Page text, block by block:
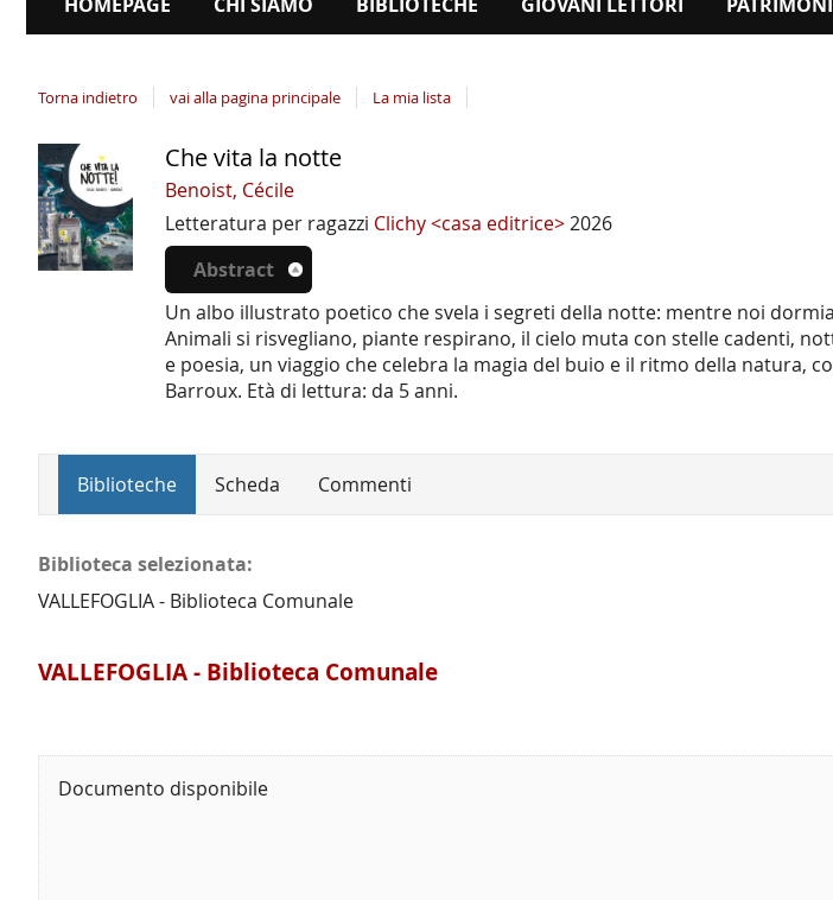
Torna indietro vai alla pagina principale La mia lista
Dettaglio
del
documento
Che vita la notte
Benoist, Cécile
Letteratura per ragazzi Clichy <casa editrice>2026
Abstract
Un albo illustrato poetico che svela i segreti della notte: mentre noi
Animali si risvegliano, piante respirano, il cielo muta con stelle cadenti,
e poesia, un viaggio che celebra la magia del buio e il ritmo della natura,
Barroux. Età di lettura: da 5 anni.
Biblioteche Scheda Commenti
Biblioteca selezionata:
VALLEFOGLIA - Biblioteca Comunale
VALLEFOGLIA - Biblioteca Comunale
Documento disponibile